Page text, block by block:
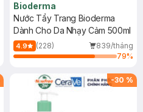
Bioderma
Nước Tẩy Trang Bioderma
Dành Cho Da Nhạy Cảm 500ml
4.9 (228)
839/tháng
79%
-30 %